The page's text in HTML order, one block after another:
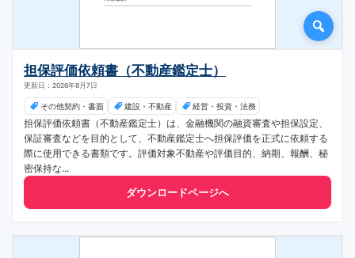
担保評価依頼書（不動産鑑定士）
更新日：2026年8月7日
その他契約・書面 建設・不動産 経営・投資・法務
担保評価依頼書（不動産鑑定士）は、金融機関の融資審査や担保設定、
保証審査などを目的として、不動産鑑定士へ担保評価を正式に依頼する
際に使用できる書類です。評価対象不動産や評価目的、納期、報酬、秘
密保持な...
ダウンロードページへ